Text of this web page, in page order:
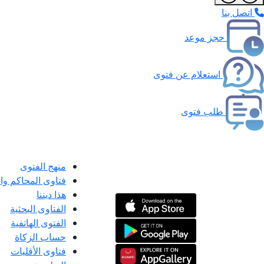
اتصل بنا
حجز موعد
استعلام عن فتوى
طلب فتوى
منهج الفتوى
فتاوى المحاكم
هذا ديننا
الفتاوى البحثية
الفتوى الهاتفية
حساب الزكاة
فتاوى الأقليات